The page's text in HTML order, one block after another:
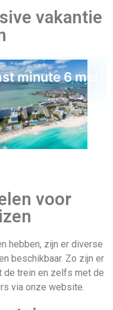
vakantie
minute 6 mei
Canada
voor
hebben, zijn er diverse
beschikbaar. Zo zijn er
de trein en zelfs met de
via onze website.